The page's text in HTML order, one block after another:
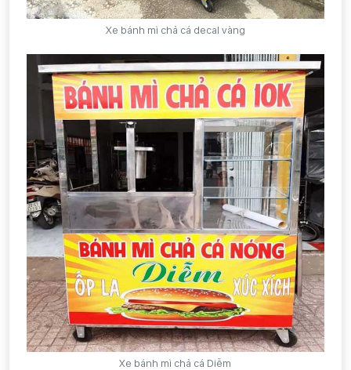
Xe bánh mì chả cá decal vàng
Xe bánh mì chả cá Diễm